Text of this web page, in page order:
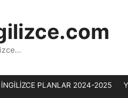
İNGİLİZCE PLANLAR 2024-2025